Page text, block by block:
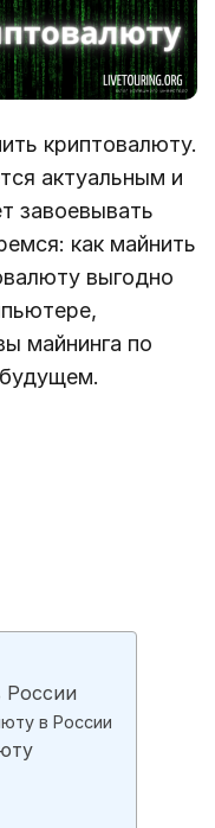
криптовалюту.
актуальным и
завоевывать
как майнить
выгодно
майнинга по
России
в России